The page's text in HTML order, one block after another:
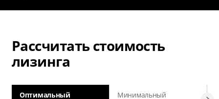
Рассчитать стоимость
лизинга
Оптимальный
Минимальный